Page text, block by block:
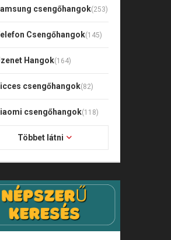
csengőhangok(253)
Csengőhangok(145)
Hangok(164)
csengőhangok(82)
csengőhangok(118)
Többet látni